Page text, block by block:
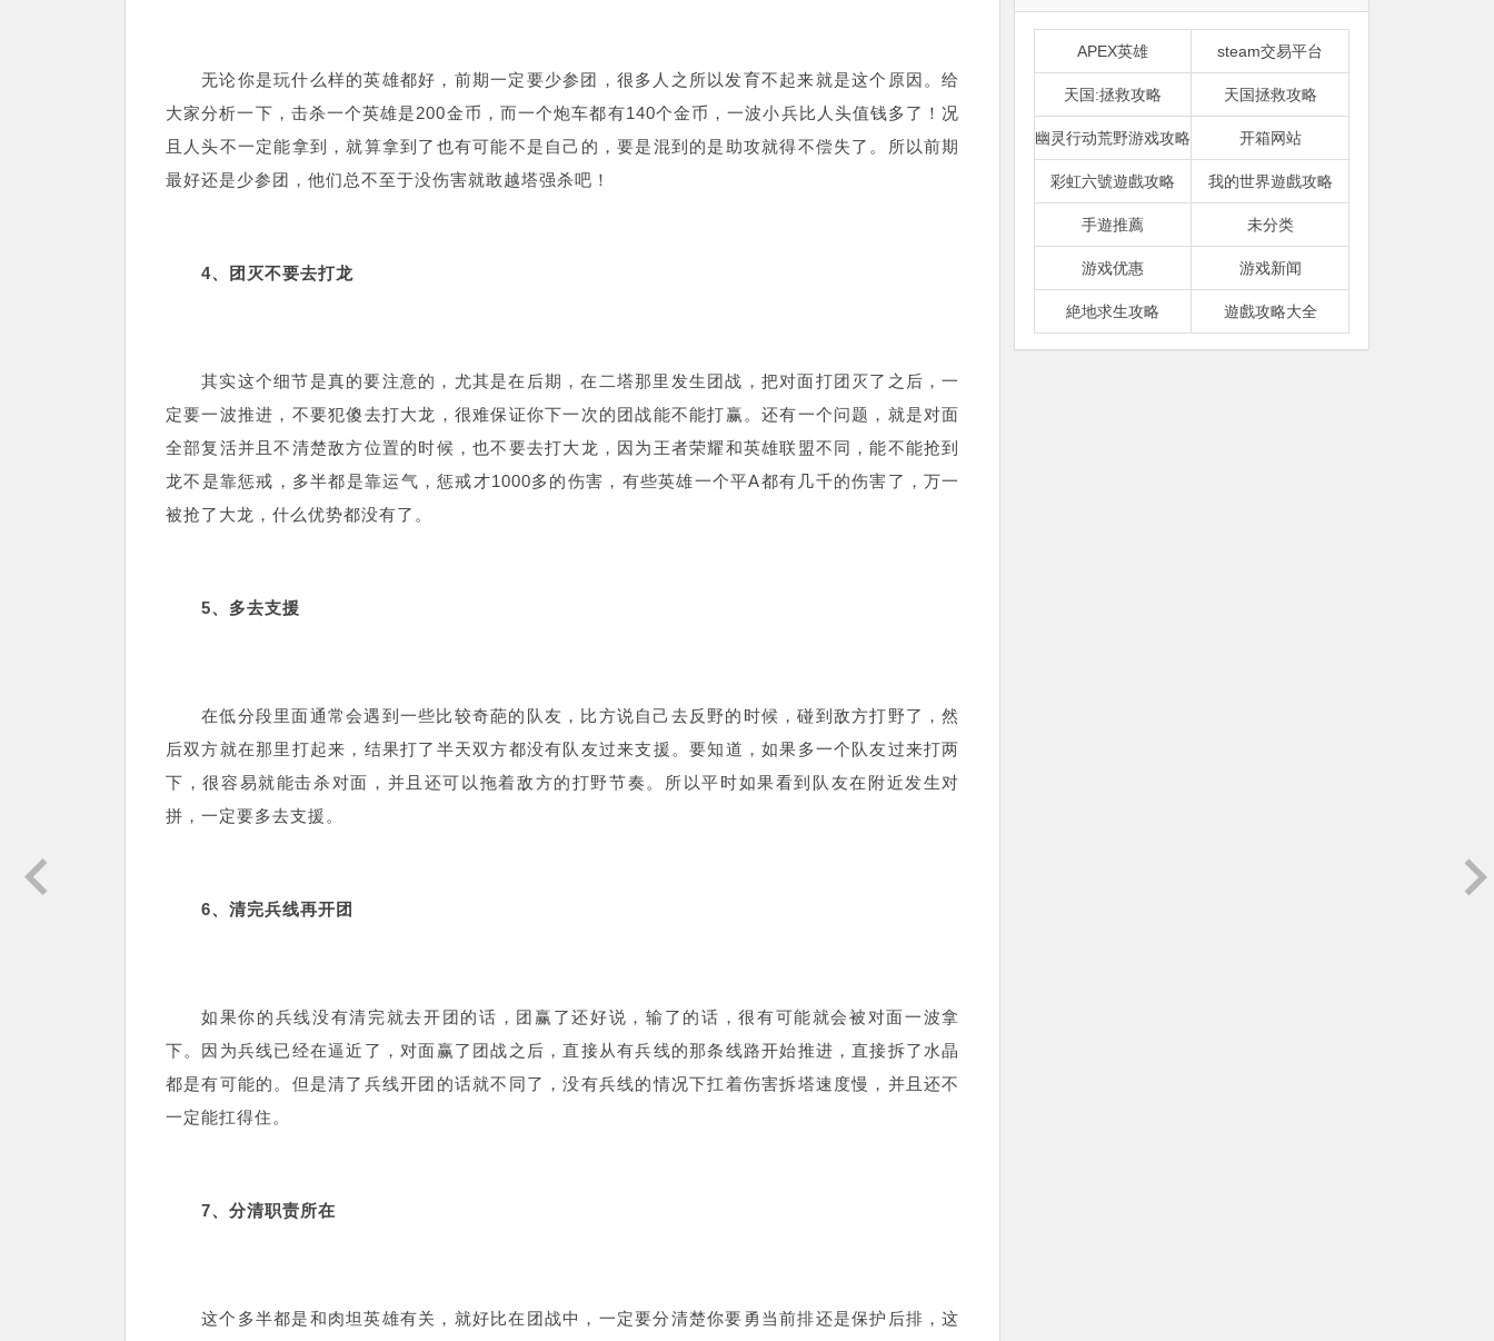
无论你是玩什么样的英雄都好，前期一定要少参团，很多人之所以发育不起来就是这个原因。给
大家分析一下，击杀一个英雄是200金币，而一个炮车都有140个金币，一波小兵比人头值钱多了！况
且人头不一定能拿到，就算拿到了也有可能不是自己的，要是混到的是助攻就得不偿失了。所以前期
最好还是少参团，他们总不至于没伤害就敢越塔强杀吧！
4、团灭不要去打龙
其实这个细节是真的要注意的，尤其是在后期，在二塔那里发生团战，把对面打团灭了之后，一
定要一波推进，不要犯傻去打大龙，很难保证你下一次的团战能不能打赢。还有一个问题，就是对面
全部复活并且不清楚敌方位置的时候，也不要去打大龙，因为王者荣耀和英雄联盟不同，能不能抢到
龙不是靠惩戒，多半都是靠运气，惩戒才1000多的伤害，有些英雄一个平A都有几千的伤害了，万一
被抢了大龙，什么优势都没有了。
5、多去支援
在低分段里面通常会遇到一些比较奇葩的队友，比方说自己去反野的时候，碰到敌方打野了，然
后双方就在那里打起来，结果打了半天双方都没有队友过来支援。要知道，如果多一个队友过来打两
下，很容易就能击杀对面，并且还可以拖着敌方的打野节奏。所以平时如果看到队友在附近发生对
拼，一定要多去支援。
6、清完兵线再开团
如果你的兵线没有清完就去开团的话，团赢了还好说，输了的话，很有可能就会被对面一波拿
下。因为兵线已经在逼近了，对面赢了团战之后，直接从有兵线的那条线路开始推进，直接拆了水晶
都是有可能的。但是清了兵线开团的话就不同了，没有兵线的情况下扛着伤害拆塔速度慢，并且还不
一定能扛得住。
7、分清职责所在
这个多半都是和肉坦英雄有关，就好比在团战中，一定要分清楚你要勇当前排还是保护后排，这
APEX英雄 steam交易平台
天国:拯救攻略 天国拯救攻略
幽灵行动荒野游戏攻略 开箱网站
彩虹六號遊戲攻略 我的世界遊戲攻略
手遊推薦 未分类
游戏优惠 游戏新闻
絶地求生攻略 遊戲攻略大全